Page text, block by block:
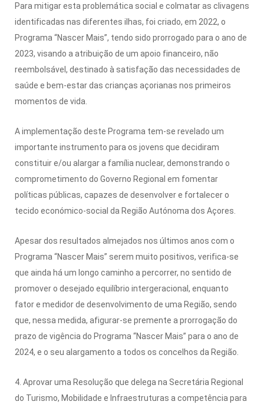
Para mitigar esta problemática social e colmatar as clivagens
identificadas nas diferentes ilhas, foi criado, em 2022, o
Programa “Nascer Mais”, tendo sido prorrogado para o ano de
2023, visando a atribuição de um apoio financeiro, não
reembolsável, destinado à satisfação das necessidades de
saúde e bem-estar das crianças açorianas nos primeiros
momentos de vida.
A implementação deste Programa tem-se revelado um
importante instrumento para os jovens que decidiram
constituir e/ou alargar a família nuclear, demonstrando o
comprometimento do Governo Regional em fomentar
políticas públicas, capazes de desenvolver e fortalecer o
tecido económico-social da Região Autónoma dos Açores.
Apesar dos resultados almejados nos últimos anos com o
Programa “Nascer Mais” serem muito positivos, verifica-se
que ainda há um longo caminho a percorrer, no sentido de
promover o desejado equilíbrio intergeracional, enquanto
fator e medidor de desenvolvimento de uma Região, sendo
que, nessa medida, afigurar-se premente a prorrogação do
prazo de vigência do Programa “Nascer Mais” para o ano de
2024, e o seu alargamento a todos os concelhos da Região.
4. Aprovar uma Resolução que delega na Secretária Regional
do Turismo, Mobilidade e Infraestruturas a competência para